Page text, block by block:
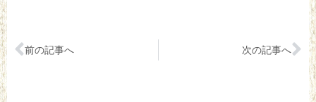
前の記事へ 次の記事へ